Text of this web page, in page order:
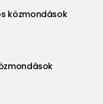
közmondások